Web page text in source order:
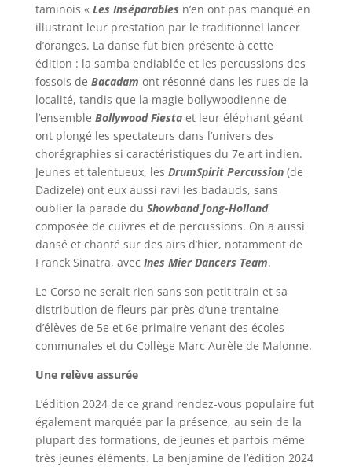
taminois « Les Inséparables n’en ont pas manqué en
illustrant leur prestation par le traditionnel lancer
d’oranges. La danse fut bien présente à cette
édition : la samba endiablée et les percussions des
fossois de Bacadam ont résonné dans les rues de la
localité, tandis que la magie bollywoodienne de
l’ensemble Bollywood Fiestaet leur éléphant géant
ont plongé les spectateurs dans l’univers des
chorégraphies si caractéristiques du 7e art indien.
Jeunes et talentueux, les DrumSpirit Percussion(de
Dadizele) ont eux aussi ravi les badauds, sans
oublier la parade du Showband Jong-Holland
composée de cuivres et de percussions. On a aussi
dansé et chanté sur des airs d’hier, notamment de
Franck Sinatra, avec Ines Mier Dancers Team.
Le Corso ne serait rien sans son petit train et sa
distribution de fleurs par près d’une trentaine
d’élèves de 5e et 6e primaire venant des écoles
communales et du Collège Marc Aurèle de Malonne.
Une relève assurée
L’édition 2024 de ce grand rendez-vous populaire fut
également marquée par la présence, au sein de la
plupart des formations, de jeunes et parfois même
très jeunes éléments. La benjamine de l’édition 2024